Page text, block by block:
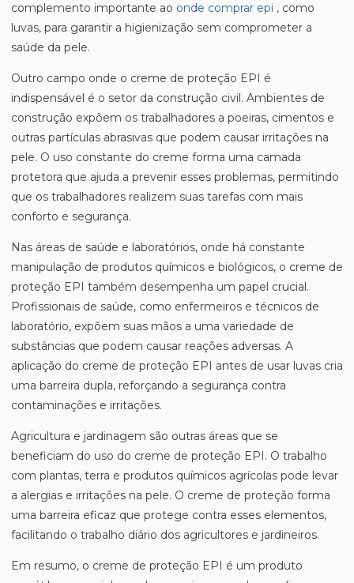
complemento importante ao onde comprar epi , como
luvas, para garantir a higienização sem comprometer a
saúde da pele.
Outro campo onde o creme de proteção EPI é
indispensável é o setor da construção civil. Ambientes de
construção expõem os trabalhadores a poeiras, cimentos e
outras partículas abrasivas que podem causar irritações na
pele. O uso constante do creme forma uma camada
protetora que ajuda a prevenir esses problemas, permitindo
que os trabalhadores realizem suas tarefas com mais
conforto e segurança.
Nas áreas de saúde e laboratórios, onde há constante
manipulação de produtos químicos e biológicos, o creme de
proteção EPI também desempenha um papel crucial.
Profissionais de saúde, como enfermeiros e técnicos de
laboratório, expõem suas mãos a uma variedade de
substâncias que podem causar reações adversas. A
aplicação do creme de proteção EPI antes de usar luvas cria
uma barreira dupla, reforçando a segurança contra
contaminações e irritações.
Agricultura e jardinagem são outras áreas que se
beneficiam do uso do creme de proteção EPI. O trabalho
com plantas, terra e produtos químicos agrícolas pode levar
a alergias e irritações na pele. O creme de proteção forma
uma barreira eficaz que protege contra esses elementos,
facilitando o trabalho diário dos agricultores e jardineiros.
Em resumo, o creme de proteção EPI é um produto